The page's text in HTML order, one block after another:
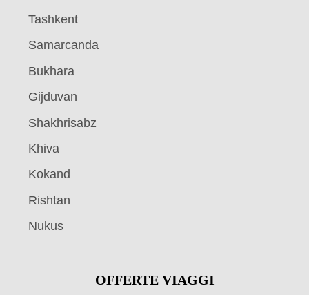
Tashkent
Samarcanda
Bukhara
Gijduvan
Shakhrisabz
Khiva
Kokand
Rishtan
Nukus
OFFERTE VIAGGI